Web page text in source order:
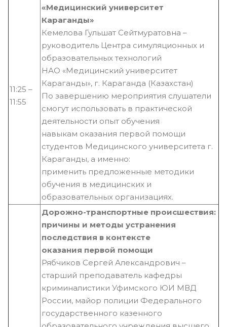
11:25 –
11:55
«Медицинский университет
Караганды»
Кемелова Гульшат Сейтмуратовна –
руководитель Центра симуляционных и
образовательных технологий
НАО «Медицинский университет
Караганды», г. Караганда (Казахстан)
По завершению мероприятия слушатели
смогут использовать в практической
деятельности опыт обучения
навыкам оказания первой помощи
студентов Медицинского университета г.
Караганды, а именно:
применить предложенные методики
обучения в медицинских и
образовательных организациях.
Дорожно-транспортные происшествия:
причины и методы устранения
последствия в контексте
оказания первой помощи
Рябчиков Сергей Александрович –
старший преподаватель кафедры
криминалистики Уфимского ЮИ МВД
России, майор полиции Федерального
государственного казенного